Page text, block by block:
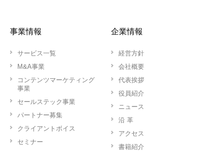
事業情報
サービス一覧
M&A事業
コンテンツマーケティング
事業
セールステック事業
パートナー募集
クライアントボイス
セミナー
企業情報
経営方針
会社概要
代表挨拶
役員紹介
ニュース
沿 革
アクセス
書籍紹介